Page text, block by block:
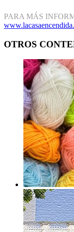
PARA MÁS
OTROS